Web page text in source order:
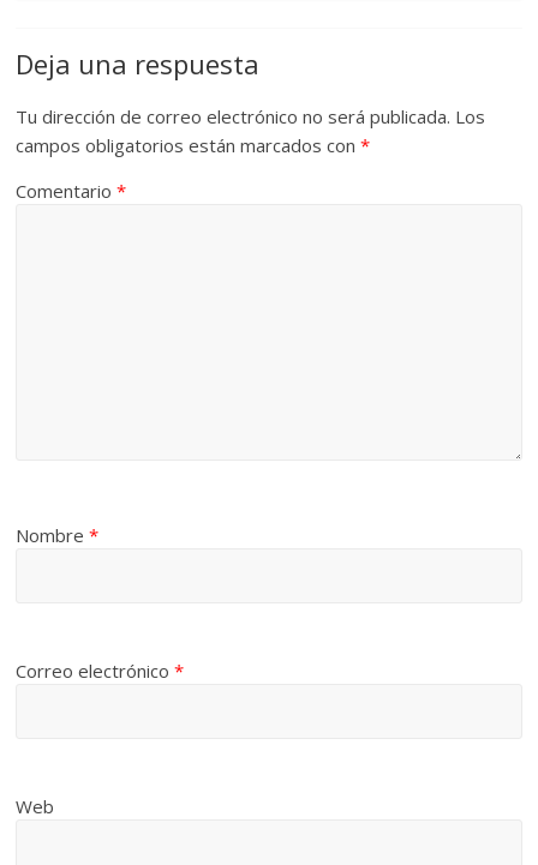
Deja una respuesta
Tu dirección de correo electrónico no será publicada. Los
campos obligatorios están marcados con*
Comentario*
Nombre*
Correo electrónico*
Web